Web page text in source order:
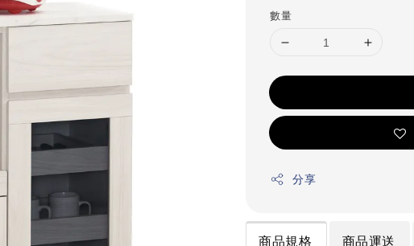
數量
分享
商品規格 商品運送